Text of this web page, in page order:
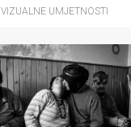
VIZUALNE UMJETNOSTI